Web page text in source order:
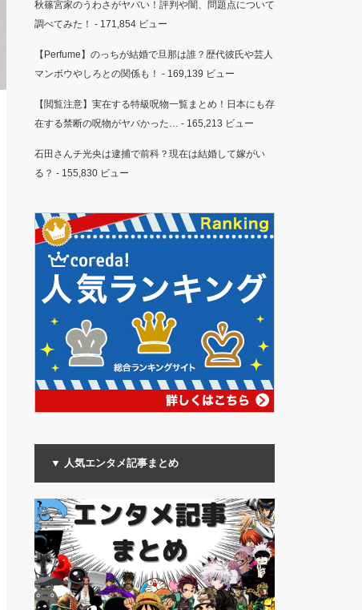
秋篠宮家のうわさがヤバい！評判や闇、問題点について
調べてみた！ - 171,854 ビュー
【Perfume】のっちが結婚で旦那は誰？歴代彼氏や芸人
マンボウやしろとの関係も！ - 169,139 ビュー
【閲覧注意】実在する特級呪物一覧まとめ！日本にも存
在する禁断の呪物がヤバかった… - 165,213 ビュー
石田さんチ光央は逮捕で前科？現在は結婚して嫁がい
る？ - 155,830 ビュー
▼ 人気エンタメ記事まとめ